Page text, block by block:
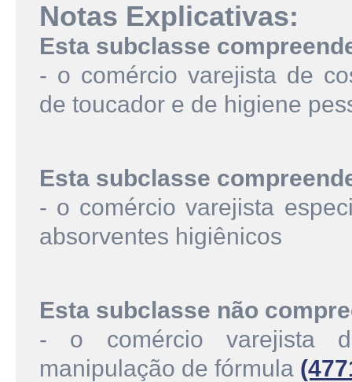
Notas Explicativas:
Esta subclasse
- o comércio varejista de
de toucador e de higiene
Esta subclasse
- o comércio varejista
absorventes higiênicos
Esta subclasse não
- o comércio varejista
manipulação de fórmula